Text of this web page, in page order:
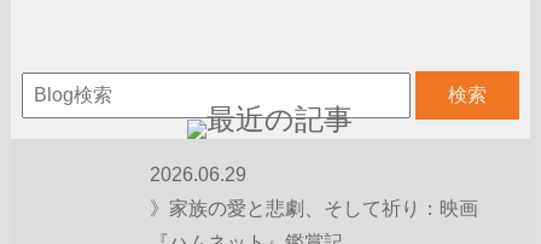
2026.06.29
》家族の愛と悲劇、そして祈り：映画